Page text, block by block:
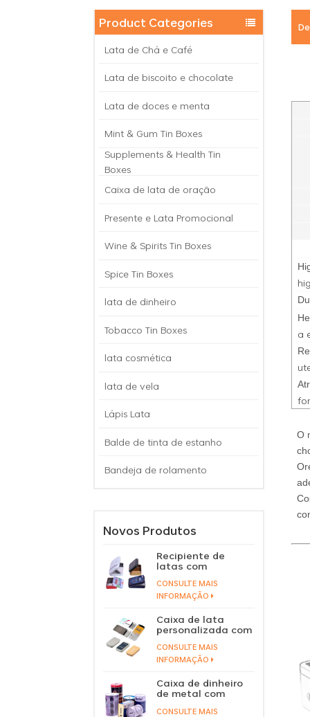
Product Categories
Lata de Chá e Café
Lata de biscoito e chocolate
Lata de doces e menta
Mint & Gum Tin Boxes
Supplements & Health Tin
Boxes
Caixa de lata de oração
Presente e Lata Promocional
Wine & Spirits Tin Boxes
Spice Tin Boxes
lata de dinheiro
Tobacco Tin Boxes
lata cosmética
lata de vela
Lápis Lata
Balde de tinta de estanho
Bandeja de rolamento
Novos Produtos
Recipiente de
latas com
alumínio para
doces e balas em
tampa articulada
CONSULTE MAIS
INFORMAÇÃO
Caixa de lata
personalizada com
tampa deslizante
de hortelã, caixa
de lata para
perfume sólido,
tampa deslizante
recipiente de lata
CONSULTE MAIS
INFORMAÇÃO
Caixa de dinheiro
de metal com
personalizado, lata
CONSULTE MAIS
a
O